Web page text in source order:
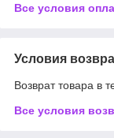
Все условия
Условия
Возврат товара в
Все условия